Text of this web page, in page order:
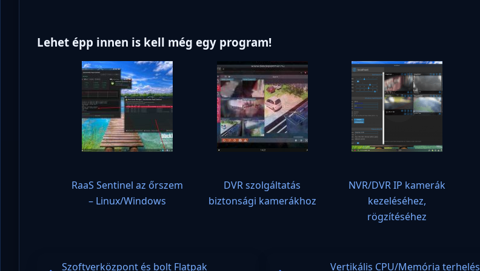
Lehet épp innen is kell még egy program!
RaaS Sentinel az őrszem
– Linux/Windows
DVR szolgáltatás
biztonsági kamerákhoz
NVR/DVR IP kamerák
kezeléséhez,
rögzítéséhez
Szoftverközpont és bolt Flatpak
Vertikális CPU/Memória terhelés